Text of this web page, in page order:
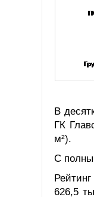
В
ГК
м²).
С
626,5